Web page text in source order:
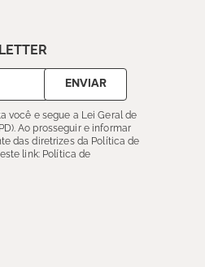
ENVIAR
você e segue a Lei Geral de
Ao prosseguir e informar
das diretrizes da Política de
link: Política de